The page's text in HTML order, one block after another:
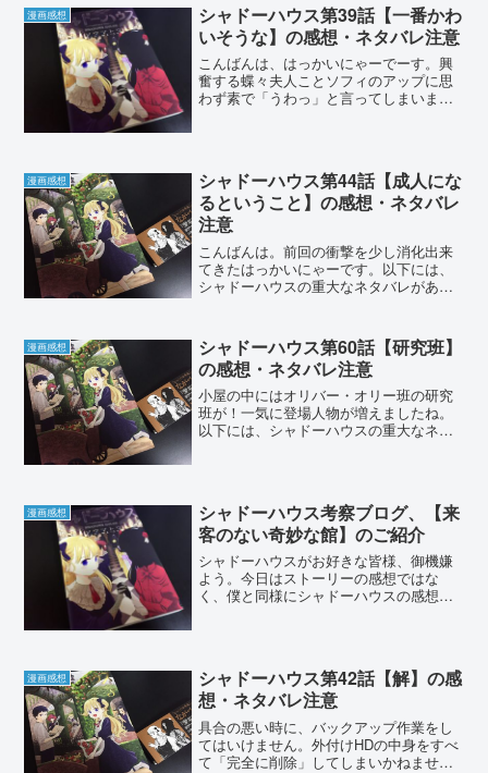
漫画感想
シャドーハウス第39話【一番かわ
いそうな】の感想・ネタバレ注意
こんばんは、はっかいにゃーでーす。興
奮する蝶々夫人ことソフィのアップに思
わず素で「うわっ」と言ってしまいまし
気をつけください。シャ...
漫画感想
シャドーハウス第44話【成人にな
るということ】の感想・ネタバレ
注意
こんばんは。前回の衝撃を少し消化出来
てきたはっかいにゃーです。以下には、
シャドーハウスの重大なネタバレがあり
こちらから読むことが出来ます。また、
最新話はヤングジャンプの...
漫画感想
シャドーハウス第60話【研究班】
の感想・ネタバレ注意
小屋の中にはオリバー・オリー班の研究
班が！一気に登場人物が増えましたね。
以下には、シャドーハウスの重大なネタ
す。また、コミックス未収...
漫画感想
シャドーハウス考察ブログ、【来
客のない奇妙な館】のご紹介
シャドーハウスがお好きな皆様、御機嫌
よう。今日はストーリーの感想ではな
く、僕と同様にシャドーハウスの感想・
のストーリーに思いを馳せ、...
漫画感想
シャドーハウス第42話【解】の感
想・ネタバレ注意
具合の悪い時に、バックアップ作業をし
てはいけません。外付けHDの中身をすべ
て「完全に削除」してしまいかねませ